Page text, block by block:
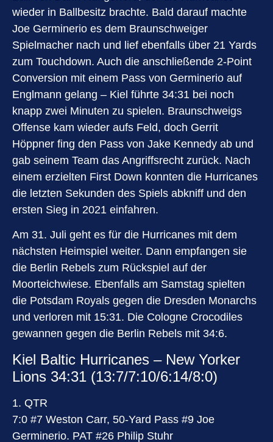
wieder in Ballbesitz brachte. Bald darauf machte
Joe Germinerio es dem Braunschweiger
Spielmacher nach und lief ebenfalls über 21 Yards
zum Touchdown. Auch die anschließende 2-Point
Conversion mit einem Pass von Germinerio auf
Englmann gelang – Kiel führte 34:31 bei noch
knapp zwei Minuten zu spielen. Braunschweigs
Offense kam wieder aufs Feld, doch Gerrit
Höppner fing den Pass von Jake Kennedy ab und
gab seinem Team das Angriffsrecht zurück. Nach
einem erzielten First Down konnten die Hurricanes
die letzten Sekunden des Spiels abkniff und den
ersten Sieg in 2021 einfahren.
Am 31. Juli geht es für die Hurricanes mit dem
nächsten Heimspiel weiter. Dann empfangen sie
die Berlin Rebels zum Rückspiel auf der
Moorteichwiese. Ebenfalls am Samstag spielten
die Potsdam Royals gegen die Dresden Monarchs
und verloren mit 15:31. Die Cologne Crocodiles
gewannen gegen die Berlin Rebels mit 34:6.
Kiel Baltic Hurricanes – New Yorker
Lions 34:31 (13:7/7:10/6:14/8:0)
1. QTR
7:0 #7 Weston Carr, 50-Yard Pass #9 Joe
Germinerio. PAT #26 Philip Stuhr